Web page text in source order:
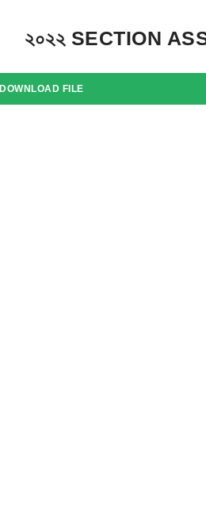
২০২২ SECTION
DOWNLOAD FILE